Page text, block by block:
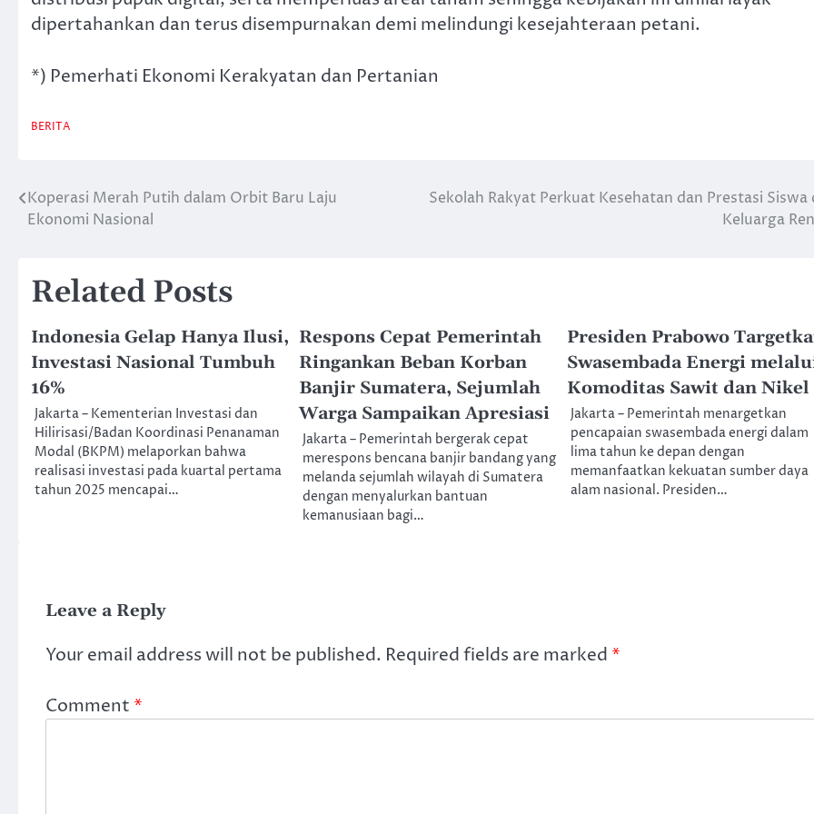
dipertahankan dan terus disempurnakan demi melindungi kesejahteraan petani.
*) Pemerhati Ekonomi Kerakyatan dan Pertanian
BERITA
Post
Koperasi Merah Putih dalam Orbit Baru Laju
Ekonomi Nasional
Sekolah Rakyat Perkuat Kesehatan dan Prestasi Siswa
Keluarga
Related Posts
Indonesia Gelap Hanya Ilusi,
Investasi Nasional Tumbuh
16%
Jakarta – Kementerian Investasi dan
Hilirisasi/Badan Koordinasi Penanaman
Modal (BKPM) melaporkan bahwa
realisasi investasi pada kuartal pertama
tahun 2025 mencapai…
Respons Cepat Pemerintah
Ringankan Beban Korban
Banjir Sumatera, Sejumlah
Warga Sampaikan Apresiasi
Jakarta – Pemerintah bergerak cepat
merespons bencana banjir bandang yang
melanda sejumlah wilayah di Sumatera
dengan menyalurkan bantuan
kemanusiaan bagi…
Presiden Prabowo
Swasembada Energi
Komoditas Sawit dan Nikel
Jakarta – Pemerintah menargetkan
pencapaian swasembada energi dalam
lima tahun ke depan dengan
memanfaatkan kekuatan sumber daya
alam nasional. Presiden…
Leave a Reply
Your email address will not be published. Required fields are marked *
Comment *